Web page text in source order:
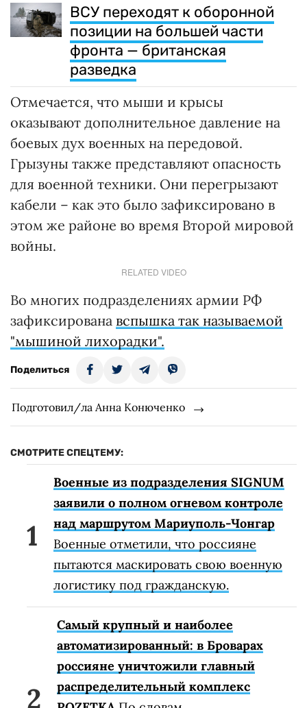
ВСУ переходят к оборонной
позиции на большей части
фронта — британская
разведка
Отмечается, что мыши и крысы
оказывают дополнительное давление на
боевых дух военных на передовой.
Грызуны также представляют опасность
для военной техники. Они перегрызают
кабели – как это было зафиксировано в
этом же районе во время Второй мировой
войны.
RELATED VIDEO
Во многих подразделениях армии РФ
зафиксирована вспышка так называемой
"мышиной лихорадки".
Поделиться
Подготовил/ла Анна Конюченко
СМОТРИТЕ СПЕЦТЕМУ:
Военные из подразделения SIGNUM
заявили о полном огневом контроле
над маршрутом Мариуполь-Чонгар
Военные отметили, что россияне
пытаются маскировать свою военную
логистику под гражданскую.
Самый крупный и наиболее
автоматизированный: в Броварах
россияне уничтожили главный
распределительный комплекс